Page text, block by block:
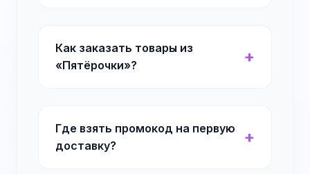
Как заказать товары из
«Пятёрочки»?
Где взять промокод на первую
доставку?